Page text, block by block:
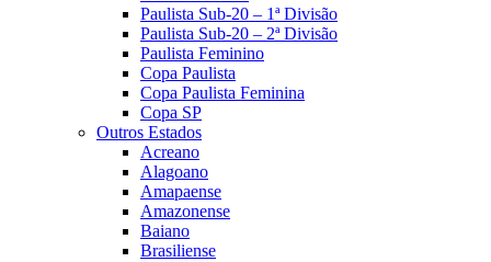
Paulista Sub-20 – 1ª Divisão
Paulista Sub-20 – 2ª Divisão
Paulista Feminino
Copa Paulista
Copa Paulista Feminina
Copa SP
Outros Estados
Acreano
Alagoano
Amapaense
Amazonense
Baiano
Brasiliense